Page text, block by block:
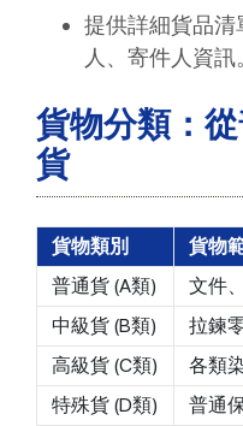
提供詳細貨品
人、寄件人資訊
貨物分類：
貨
貨物類別
貨物
普通貨 (A類)
文件
中級貨 (B類)
拉鍊
高級貨 (C類)
各類
特殊貨 (D類)
普通